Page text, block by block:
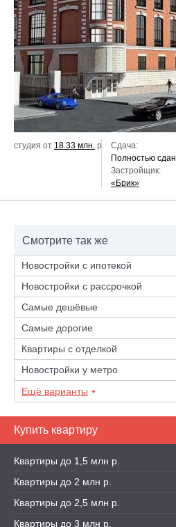
студия от 18.33 млн. р.
Сдача:
Полностью сдан
Застройщик:
«Брик»
Смотрите так же
Новостройки с ипотекой
Новостройки с рассрочкой
Самые дешёвые
Самые дорогие
Квартиры с отделкой
Новостройки у метро
Ещё варианты
Купить квартиру
Квартиры до 1,5 млн р.
Квартиры до 2 млн р.
Квартиры до 2,5 млн р.
Квартиры до 3 млн р.